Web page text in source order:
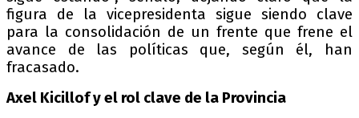
figura de la vicepresidenta sigue siendo clave
para la consolidación de un frente que frene el
avance de las políticas que, según él, han
fracasado.
Axel Kicillof y el rol clave de la Provincia